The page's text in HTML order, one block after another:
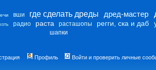
вши где сделать дреды дред-мастер
радио раста расташопы регги, ска и даб
шапки
Профиль Войти и проверить личные